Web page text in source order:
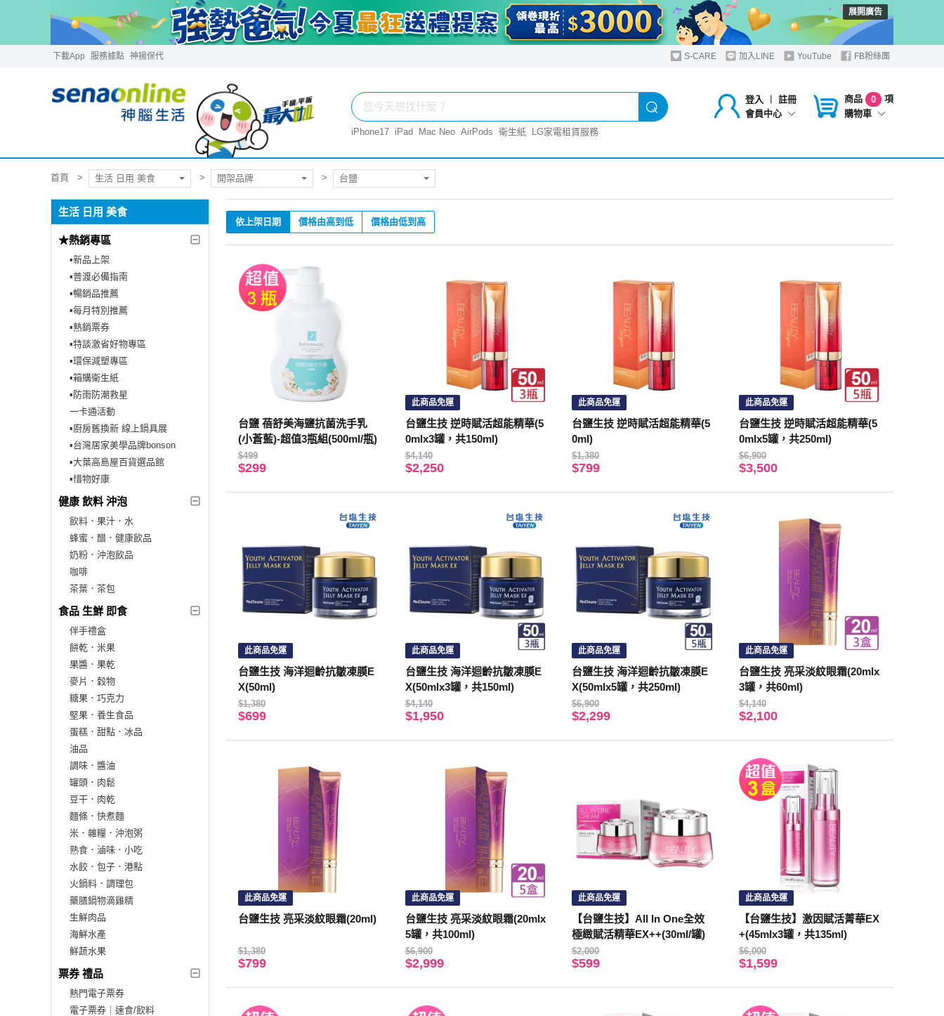
展開廣告
下載App 服務據點 神揚保代 S-CARE 加入LINE YouTube FB粉絲團
登入 ︱
註冊
會員中心
商品 0
項
購物車
iPhone17 iPad Mac Neo AirPods 衛生紙 LG家電租賃服務
首頁 生活 日用 美食 開架品牌 台鹽
生活 日用 美食
★熱銷專區
▪︎新品上架
▪︎普渡必備指南
▪︎暢銷品推薦
▪︎每月特別推薦
▪︎熱銷票券
▪︎特談激省好物專區
▪︎環保減塑專區
▪︎箱購衛生紙
▪︎防雨防潮救星
一卡通活動
▪︎廚房舊換新 線上鍋具展
▪︎台灣居家美學品牌bonson
▪︎大葉高島屋百貨選品館
▪︎惜物好康
健康 飲料 沖泡
飲料．果汁．水
蜂蜜．醋．健康飲品
奶粉．沖泡飲品
咖啡
茶葉．茶包
食品 生鮮 即食
伴手禮盒
餅乾．米果
果醬．果乾
麥片．穀物
糖果．巧克力
堅果．養生食品
蛋糕．甜點．冰品
油品
調味．醬油
罐頭．肉鬆
豆干．肉乾
麵條．快煮麵
米．雜糧．沖泡粥
熟食．滷味．小吃
水餃．包子．港點
火鍋料．調理包
藥膳鍋物滴雞精
生鮮肉品
海鮮水產
鮮蔬水果
票券 禮品
熱門電子票券
電子票券｜速食/飲料
依上架日期 價格由高到低 價格由低到高
台鹽 蓓舒美海鹽抗菌洗手乳
(小蒼藍)-超值3瓶組(500ml/瓶)
$499
$299
此商品免運
台鹽生技 逆時賦活超能精華(5
0mlx3罐，共150ml)
$4,140
$2,250
此商品免運
台鹽生技 逆時賦活超能精華(5
0ml)
$1,380
$799
此商品免運
台鹽生技 逆時賦活超能精華(5
0mlx5罐，共250ml)
$6,900
$3,500
此商品免運
台鹽生技 海洋迴齡抗皺凍膜E
X(50ml)
$1,380
$699
此商品免運
台鹽生技 海洋迴齡抗皺凍膜E
X(50mlx3罐，共150ml)
$4,140
$1,950
此商品免運
台鹽生技 海洋迴齡抗皺凍膜E
X(50mlx5罐，共250ml)
$6,900
$2,299
此商品免運
台鹽生技 亮采淡紋眼霜(20mlx
3罐，共60ml)
$4,140
$2,100
此商品免運
台鹽生技 亮采淡紋眼霜(20ml)
$1,380
$799
此商品免運
台鹽生技 亮采淡紋眼霜(20mlx
5罐，共100ml)
$6,900
$2,999
此商品免運
【台鹽生技】All In One全效
極緻賦活精華EX++(30ml/罐)
$2,000
$599
此商品免運
【台鹽生技】激因賦活菁華EX
+(45mlx3罐，共135ml)
$6,000
$1,599